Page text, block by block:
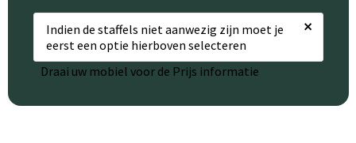
Indien de staffels niet aanwezig zijn moet je
eerst een optie hierboven selecteren
×
Draai uw mobiel voor de Prijs informatie